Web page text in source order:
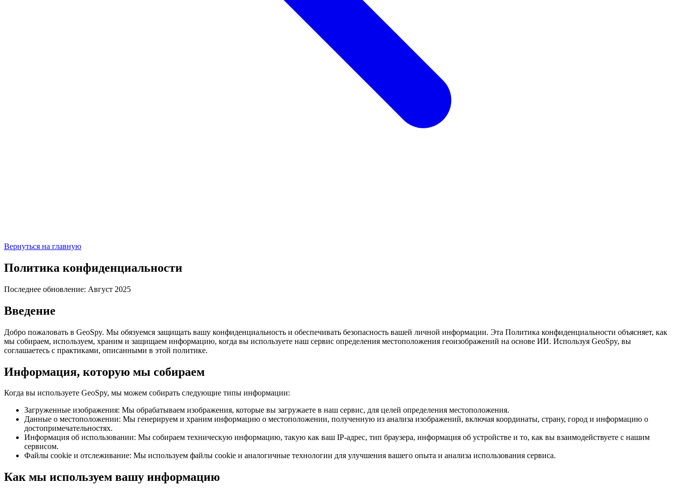
Вернуться на главную
Политика конфиденциальности
Последнее обновление: Август 2025
Введение
Добро пожаловать в GeoSpy. Мы обязуемся защищать вашу конфиденциальность и обеспечивать безопасность вашей личной информации. Эта Политика конфиденциальности объясняет, как
мы собираем, используем, храним и защищаем информацию, когда вы используете наш сервис определения местоположения геоизображений на основе ИИ. Используя GeoSpy, вы
соглашаетесь с практиками, описанными в этой политике.
Информация, которую мы собираем
Когда вы используете GeoSpy, мы можем собирать следующие типы информации:
Загруженные изображения: Мы обрабатываем изображения, которые вы загружаете в наш сервис, для целей определения местоположения.
Данные о местоположении: Мы генерируем и храним информацию о местоположении, полученную из анализа изображений, включая координаты, страну, город и информацию о
достопримечательностях.
Информация об использовании: Мы собираем техническую информацию, такую как ваш IP-адрес, тип браузера, информация об устройстве и то, как вы взаимодействуете с нашим
сервисом.
Файлы cookie и отслеживание: Мы используем файлы cookie и аналогичные технологии для улучшения вашего опыта и анализа использования сервиса.
Как мы используем вашу информацию